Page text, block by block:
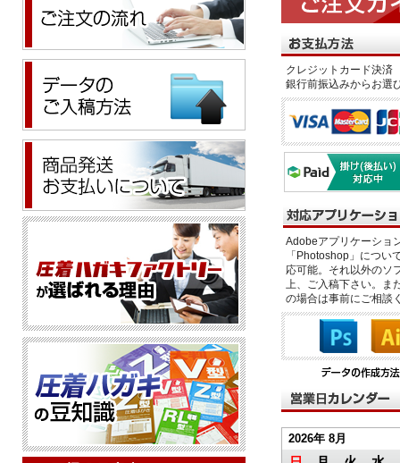
クレジットカード決
銀行前振込みからお選
Adobeアプリケーショ
「Photoshop」につい
応可能。それ以外のソ
上、ご入稿下さい。ま
の場合は事前にご相談
2026年 8月